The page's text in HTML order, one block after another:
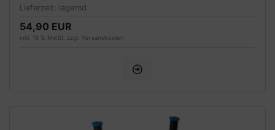
Lieferzeit: lagernd
54,90 EUR
inkl. 19 % MwSt. zzgl. Versandkosten